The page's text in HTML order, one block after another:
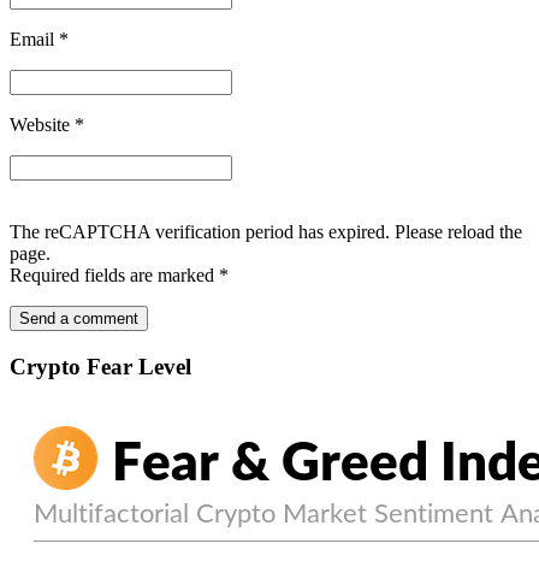
Email *
Website *
The reCAPTCHA verification period has expired. Please reload the
page.
Required fields are marked *
Crypto Fear Level